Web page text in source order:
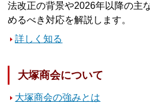
法改正の背景や2026年以降の主
めるべき対応を解説します。
詳しく知る
大塚商会について
大塚商会の強みとは